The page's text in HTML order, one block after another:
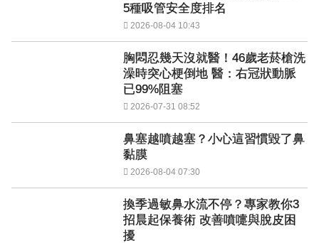
5種吸管安全度排名
2026-08-04 10:43
胸悶忍幾天沒就醫！46歲老菸槍洗
澡時突心梗倒地 醫：右冠狀動脈
已99%阻塞
2026-07-31 08:52
鼻塞越噴越塞？小心這習慣毀了鼻
黏膜
2026-08-04 07:30
換季過敏鼻水流不停？專家教你3
招晨起保養術 改善噴嚏與脫皮困
擾